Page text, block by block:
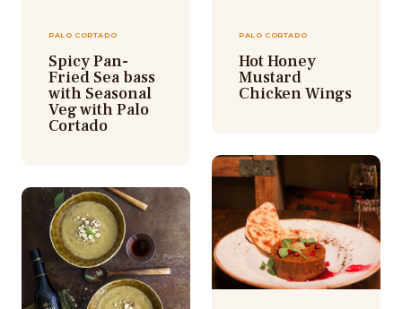
PALO CORTADO
Spicy Pan-
Fried Sea bass
with Seasonal
Veg with Palo
Cortado
PALO CORTADO
Hot Honey
Mustard
Chicken Wings